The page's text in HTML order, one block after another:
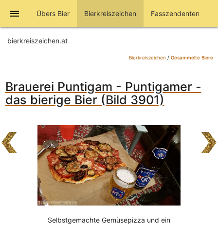
menu Übers Bier Bierkreiszeichen Fasszendenten
bierkreiszeichen.at
Bierkreiszeichen / Gesammelte Biere
Brauerei Puntigam - Puntigamer -
das bierige Bier (Bild 3901)
Selbstgemachte Gemüsepizza und ein